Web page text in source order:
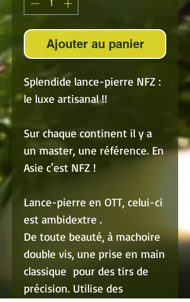
Ajouter au panier
Splendide lance-pierre NFZ :
le luxe artisanal !!
Sur chaque continent il y a
un master, une référence. En
Asie c'est NFZ !
Lance-pierre en OTT, celui-ci
est ambidextre .
De toute beauté, à machoire
double vis, une prise en main
classique pour des tirs de
précision. Utilise des